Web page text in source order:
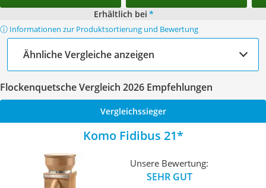
Erhältlich bei *
ⓘ Informationen zur Produktsortierung und Bewertung
Ähnliche Vergleiche anzeigen
Flockenquetsche Vergleich 2026 Empfehlungen
Vergleichssieger
Komo ‎Fidibus 21
Unsere Bewertung:
SEHR GUT